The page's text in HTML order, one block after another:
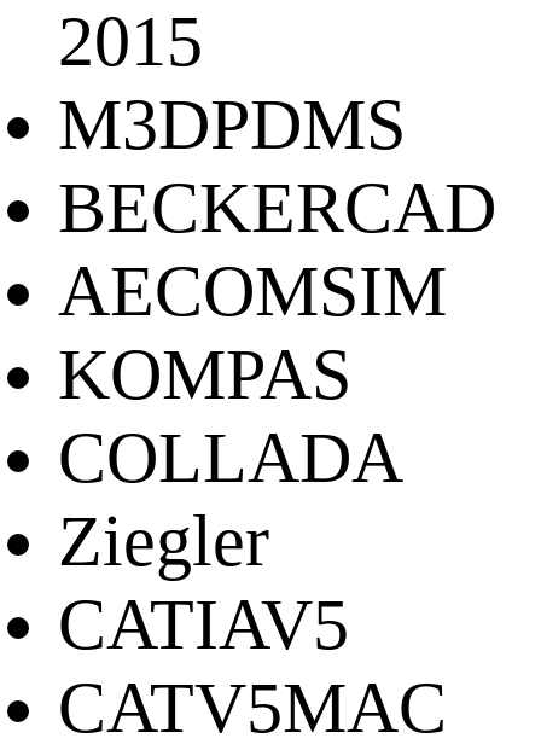
2015
M3DPDMS
BECKERCAD
AECOMSIM
KOMPAS
COLLADA
Ziegler
CATIAV5
CATV5MAC